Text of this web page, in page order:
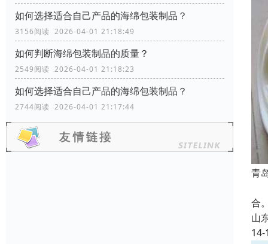
如何选择适合自己产品的海绵包装制品？
3156阅读 2026-04-01 21:18:49
如何判断海绵包装制品的质量？
2549阅读 2026-04-01 21:18:23
如何选择适合自己产品的海绵包装制品？
2744阅读 2026-04-01 21:17:44
青
合
山
14-